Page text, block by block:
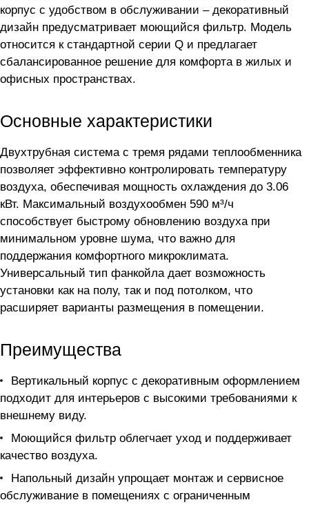
корпус с удобством в обслуживании – декоративный
дизайн предусматривает моющийся фильтр. Модель
относится к стандартной серии Q и предлагает
сбалансированное решение для комфорта в жилых и
офисных пространствах.
Основные характеристики
Двухтрубная система с тремя рядами теплообменника
позволяет эффективно контролировать температуру
воздуха, обеспечивая мощность охлаждения до 3.06
кВт. Максимальный воздухообмен 590 м³/ч
способствует быстрому обновлению воздуха при
минимальном уровне шума, что важно для
поддержания комфортного микроклимата.
Универсальный тип фанкойла дает возможность
установки как на полу, так и под потолком, что
расширяет варианты размещения в помещении.
Преимущества
Вертикальный корпус с декоративным оформлением
подходит для интерьеров с высокими требованиями к
внешнему виду.
Моющийся фильтр облегчает уход и поддерживает
качество воздуха.
Напольный дизайн упрощает монтаж и сервисное
обслуживание в помещениях с ограниченным